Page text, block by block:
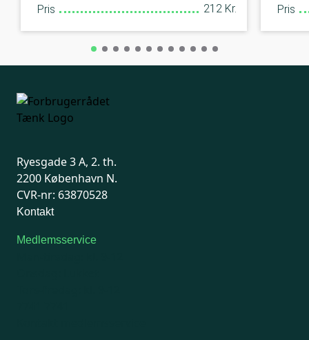
Pris 212 Kr. Pris
Ryesgade 3 A, 2. th.
2200 København N.
CVR-nr: 63870528
Kontakt
Medlemsservice